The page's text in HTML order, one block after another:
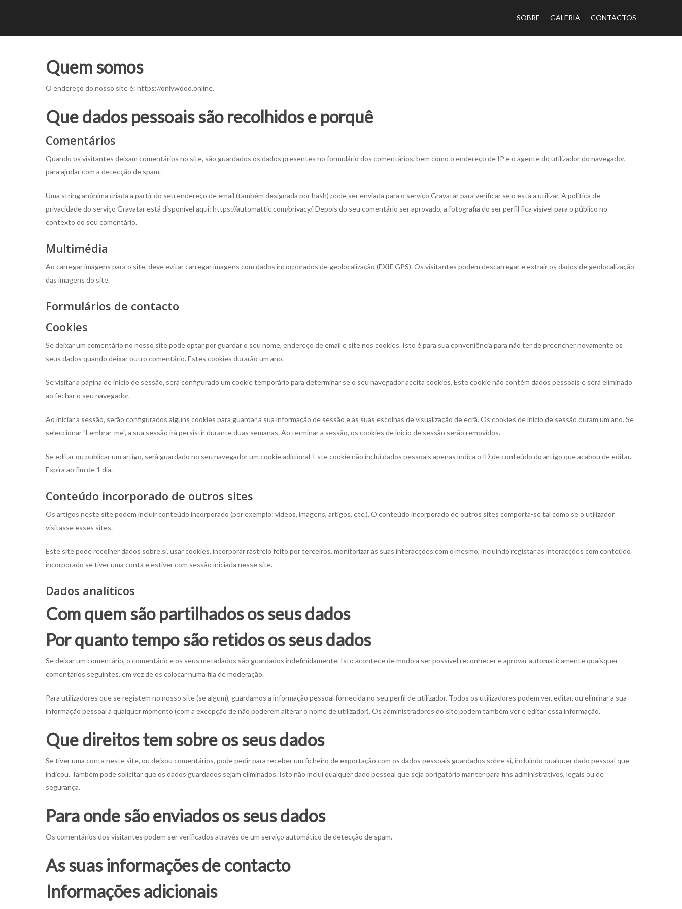
SOBRE GALERIA CONTACTOS
Quem somos
O endereço do nosso site é: https://onlywood.online.
Que dados pessoais são recolhidos e porquê
Comentários
Quando os visitantes deixam comentários no site, são guardados os dados presentes no formulário dos comentários, bem como o endereço de IP e o agente do utilizador do navegador,
para ajudar com a detecção de spam.
Uma string anónima criada a partir do seu endereço de email (também designada por hash) pode ser enviada para o serviço Gravatar para verificar se o está a utilizar. A política de
privacidade do serviço Gravatar está disponível aqui: https://automattic.com/privacy/. Depois do seu comentário ser aprovado, a fotografia do ser perfil fica visível para o público no
contexto do seu comentário.
Multimédia
Ao carregar imagens para o site, deve evitar carregar imagens com dados incorporados de geolocalização (EXIF GPS). Os visitantes podem descarregar e extrair os dados de geolocalização
das imagens do site.
Formulários de contacto
Cookies
Se deixar um comentário no nosso site pode optar por guardar o seu nome, endereço de email e site nos cookies. Isto é para sua conveniência para não ter de preencher novamente os
seus dados quando deixar outro comentário. Estes cookies durarão um ano.
Se visitar a página de início de sessão, será configurado um cookie temporário para determinar se o seu navegador aceita cookies. Este cookie não contém dados pessoais e será eliminado
ao fechar o seu navegador.
Ao iniciar a sessão, serão configurados alguns cookies para guardar a sua informação de sessão e as suas escolhas de visualização de ecrã. Os cookies de início de sessão duram um ano. Se
seleccionar "Lembrar-me", a sua sessão irá persistir durante duas semanas. Ao terminar a sessão, os cookies de inicio de sessão serão removidos.
Se editar ou publicar um artigo, será guardado no seu navegador um cookie adicional. Este cookie não inclui dados pessoais apenas indica o ID de conteúdo do artigo que acabou de editar.
Expira ao fim de 1 dia.
Conteúdo incorporado de outros sites
Os artigos neste site podem incluir conteúdo incorporado (por exemplo: vídeos, imagens, artigos, etc.). O conteúdo incorporado de outros sites comporta-se tal como se o utilizador
visitasse esses sites.
Este site pode recolher dados sobre si, usar cookies, incorporar rastreio feito por terceiros, monitorizar as suas interacções com o mesmo, incluindo registar as interacções com conteúdo
incorporado se tiver uma conta e estiver com sessão iniciada nesse site.
Dados analíticos
Com quem são partilhados os seus dados
Por quanto tempo são retidos os seus dados
Se deixar um comentário, o comentário e os seus metadados são guardados indefinidamente. Isto acontece de modo a ser possível reconhecer e aprovar automaticamente quaisquer
comentários seguintes, em vez de os colocar numa fila de moderação.
Para utilizadores que se registem no nosso site (se algum), guardamos a informação pessoal fornecida no seu perfil de utilizador. Todos os utilizadores podem ver, editar, ou eliminar a sua
informação pessoal a qualquer momento (com a excepção de não poderem alterar o nome de utilizador). Os administradores do site podem também ver e editar essa informação.
Que direitos tem sobre os seus dados
Se tiver uma conta neste site, ou deixou comentários, pode pedir para receber um ficheiro de exportação com os dados pessoais guardados sobre si, incluindo qualquer dado pessoal que
indicou. Também pode solicitar que os dados guardados sejam eliminados. Isto não inclui qualquer dado pessoal que seja obrigatório manter para fins administrativos, legais ou de
segurança.
Para onde são enviados os seus dados
Os comentários dos visitantes podem ser verificados através de um serviço automático de detecção de spam.
As suas informações de contacto
Informações adicionais